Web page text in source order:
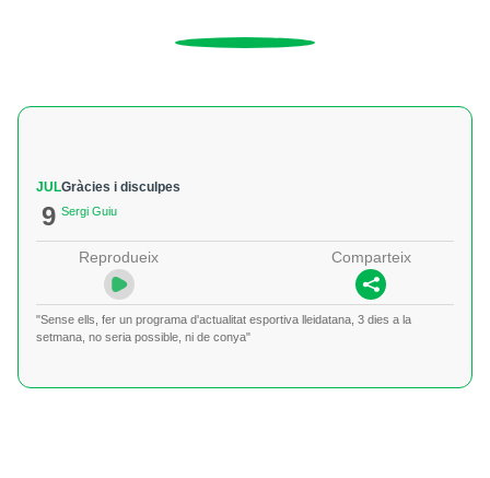
JUL
9
Gràcies i disculpes
Sergi Guiu
Reprodueix Comparteix
"Sense ells, fer un programa d'actualitat esportiva lleidatana, 3 dies a la
setmana, no seria possible, ni de conya"